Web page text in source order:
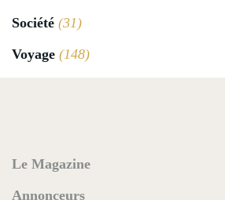
Société (31)
Voyage (148)
Le Magazine
Annonceurs